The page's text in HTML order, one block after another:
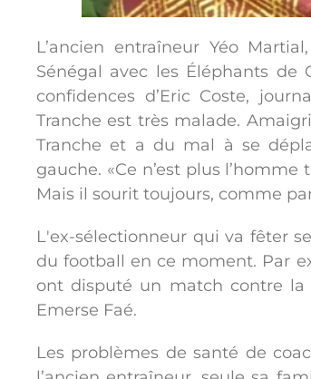
L’ancien entraîneur Yéo
Sénégal avec les Éléphants
confidences d’Eric Coste,
Tranche est très malade.
Tranche et a du mal à se
gauche. «Ce n’est plus
Mais il sourit toujours, comme
L'ex-sélectionneur qui va fêter
du football en ce moment. Par
ont disputé un match contre la
Emerse Faé.
Les problèmes de santé de